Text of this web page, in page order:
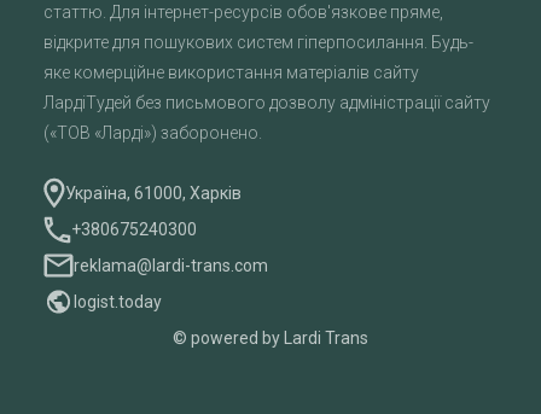
статтю. Для інтернет-ресурсів обов'язкове пряме,
відкрите для пошукових систем гіперпосилання. Будь-
яке комерційне використання матеріалів сайту
ЛардіТудей без письмового дозволу адміністрації сайту
(«ТОВ «Ларді») заборонено.
Україна, 61000, Харків
+380675240300
reklama@lardi-trans.com
logist.today
© powered by Lardi Trans